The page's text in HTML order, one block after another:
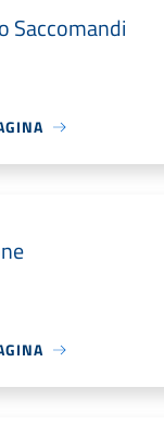
Saccomandi